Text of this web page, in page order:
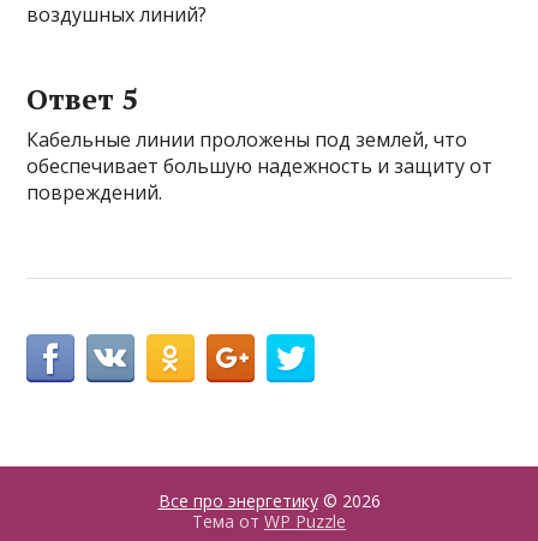
воздушных линий?
Ответ 5
Кабельные линии проложены под землей, что
обеспечивает большую надежность и защиту от
повреждений.
Все про энергетику© 2026
Тема от WP Puzzle